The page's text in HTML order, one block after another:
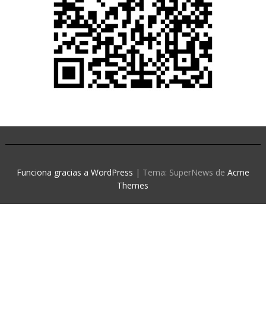
Funciona gracias a WordPress | Tema: SuperNews de Acme
Themes